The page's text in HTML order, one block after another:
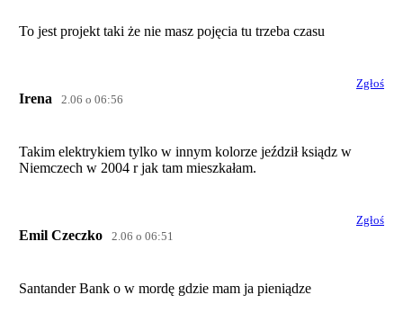
To jest projekt taki że nie masz pojęcia tu trzeba czasu
Zgłoś
Irena 2.06 o 06:56
Takim elektrykiem tylko w innym kolorze jeździł ksiądz w
Niemczech w 2004 r jak tam mieszkałam.
Zgłoś
Emil Czeczko 2.06 o 06:51
Santander Bank o w mordę gdzie mam ja pieniądze